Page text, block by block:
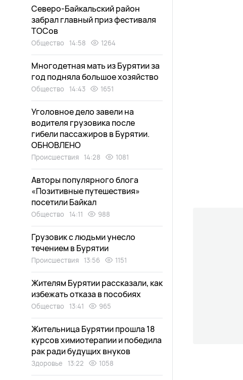
Северо-Байкальский район
забрал главный приз фестиваля
ТОСов
Общество 14:58 1264
Многодетная мать из Бурятии за
год подняла большое хозяйство
Общество 14:43 1651
Уголовное дело завели на
водителя грузовика после
гибели пассажиров в Бурятии.
ОБНОВЛЕНО
Происшествия 14:28 1081
Авторы популярного блога
«Позитивные путешествия»
посетили Байкал
Общество 14:11 988
Грузовик с людьми унесло
течением в Бурятии
Происшествия 13:56 1151
Жителям Бурятии рассказали, как
избежать отказа в пособиях
Общество 13:41 965
Жительница Бурятии прошла 18
курсов химиотерапии и победила
рак ради будущих внуков
Здоровье 13:22 1058